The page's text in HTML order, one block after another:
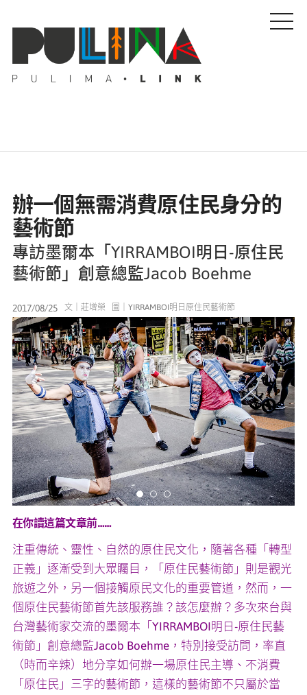
藝壇人物
Pulima藝術獎
媒體專區
原住民族文化藝術補助成果專區
展演櫥窗
關於我們
辦一個無需消費原住民身分的
藝術節
專訪墨爾本「YIRRAMBOI明日-原住民
藝術節」創意總監Jacob Boehme
2017/08/25 文｜莊增榮 圖｜YIRRAMBOI明日原住民藝術節
在你讀這篇文章前……
注重傳統、靈性、自然的原住民文化，隨著各種「轉型
正義」逐漸受到大眾矚目，「原住民藝術節」則是觀光
旅遊之外，另一個接觸原民文化的重要管道，然而，一
個原住民藝術節首先該服務誰？該怎麼辦？多次來台與
台灣藝術家交流的墨爾本「YIRRAMBOI明日-原住民藝
術節」創意總監Jacob Boehme，特別接受訪問，率直
（時而辛辣）地分享如何辦一場原住民主導、不消費
「原住民」三字的藝術節，這樣的藝術節不只屬於當